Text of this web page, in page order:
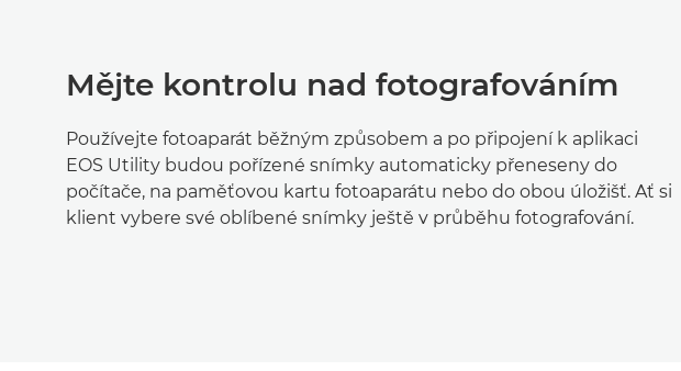
Mějte kontrolu nad fotografováním
Používejte fotoaparát běžným způsobem a po připojení k aplikaci
EOS Utility budou pořízené snímky automaticky přeneseny do
počítače, na paměťovou kartu fotoaparátu nebo do obou úložišť. Ať si
klient vybere své oblíbené snímky ještě v průběhu fotografování.